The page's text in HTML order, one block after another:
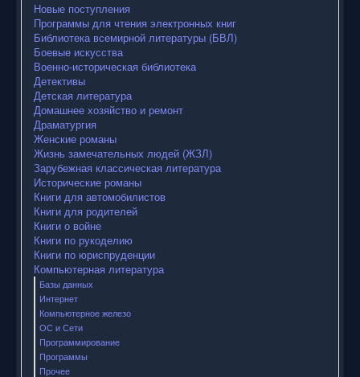
Новые поступления
Программы для чтения электронных книг
Библиотека всемирной литературы (БВЛ)
Боевые искусства
Военно-историческая библиотека
Детективы
Детская литература
Домашнее хозяйство и ремонт
Драматургия
Женские романы
Жизнь замечательных людей (ЖЗЛ)
Зарубежная классическая литература
Исторические романы
Книги для автомобилистов
Книги для родителей
Книги о войне
Книги по рукоделию
Книги по юриспруденции
Компьютерная литература
Базы данных
Интернет
Компьютерное железо
ОС и Сети
Программирование
Программы
Прочее